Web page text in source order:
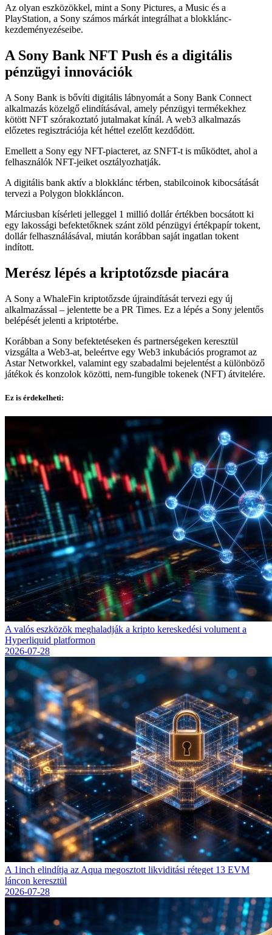
Az olyan eszközökkel, mint a Sony Pictures, a Music és a
PlayStation, a Sony számos márkát integrálhat a blokklánc-
kezdeményezéseibe.
A Sony Bank NFT Push és a digitális
pénzügyi innovációk
A Sony Bank is bővíti digitális lábnyomát a Sony Bank Connect
alkalmazás közelgő elindításával, amely pénzügyi termékekhez
kötött NFT szórakoztató jutalmakat kínál. A web3 alkalmazás
előzetes regisztrációja két héttel ezelőtt kezdődött.
Emellett a Sony egy NFT-piacteret, az SNFT-t is működtet, ahol a
felhasználók NFT-jeiket osztályozhatják.
A digitális bank aktív a blokklánc térben, stabilcoinok kibocsátását
tervezi a Polygon blokkláncon.
Márciusban kísérleti jelleggel 1 millió dollár értékben bocsátott ki
egy lakossági befektetőknek szánt zöld pénzügyi értékpapír tokent,
dollár felhasználásával, miután korábban saját ingatlan tokent
indított.
Merész lépés a kriptotőzsde piacára
A Sony a WhaleFin kriptotőzsde újraindítását tervezi egy új
alkalmazással – jelentette be a PR Times. Ez a lépés a Sony jelentős
belépését jelenti a kriptotérbe.
Korábban a Sony befektetéseken és partnerségeken keresztül
vizsgálta a Web3-at, beleértve egy Web3 inkubációs programot az
Astar Networkkel, valamint egy szabadalmi bejelentést a különböző
játékok és konzolok közötti, nem-fungible tokenek (NFT) átvitelére.
Ez is érdekelheti:
A valós eszközök meghaladják a kripto kereskedési volument a
Hyperliquid platformon
2026-07-28
A 1inch elindítja az Aqua megosztott likviditási réteget 13 EVM
láncon keresztül
2026-07-28